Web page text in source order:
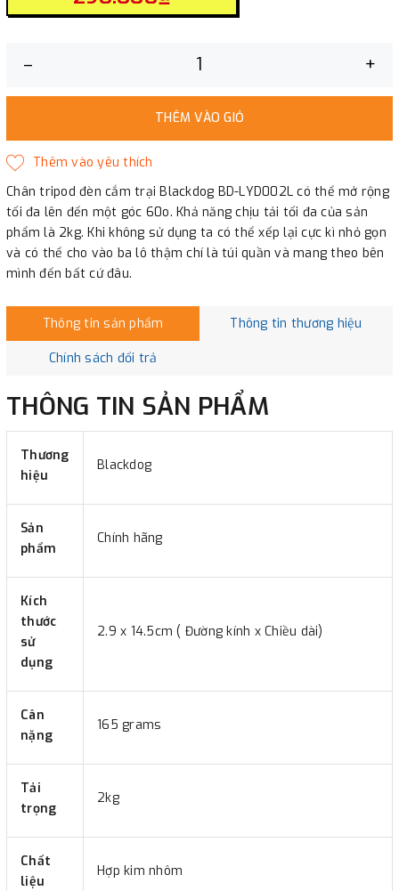
– +
THÊM VÀO GIỎ
Chân tripod đèn cắm trại Blackdog BD-LYD002L có thể mở rộng
tối đa lên đến một góc 60o. Khả năng chịu tải tối đa của sản
phẩm là 2kg. Khi không sử dụng ta có thể xếp lại cực kì nhỏ gọn
và có thể cho vào ba lô thậm chí là túi quần và mang theo bên
mình đến bất cứ đâu.
Thông tin sản phẩm Thông tin thương hiệu
Chính sách đổi trả
THÔNG TIN SẢN PHẨM
Thương
hiệu
Blackdog
Sản
phẩm
Chính hãng
Kích
thước
sử
dụng
2.9 x 14.5cm ( Đường kính x Chiều dài)
Cân
nặng
165 grams
Tải
trọng
2kg
Chất
liệu
Hợp kim nhôm